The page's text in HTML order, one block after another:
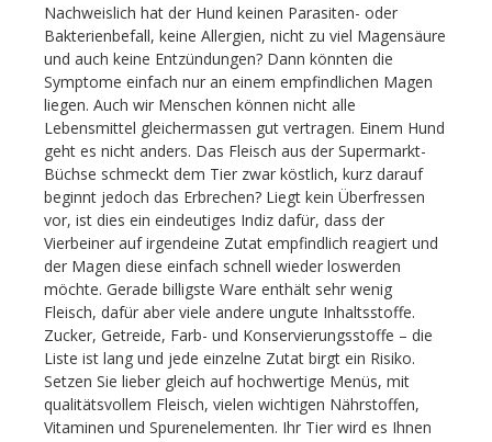
Nachweislich hat der Hund keinen Parasiten- oder
Bakterienbefall, keine Allergien, nicht zu viel Magensäure
und auch keine Entzündungen? Dann könnten die
Symptome einfach nur an einem empfindlichen Magen
liegen. Auch wir Menschen können nicht alle
Lebensmittel gleichermassen gut vertragen. Einem Hund
geht es nicht anders. Das Fleisch aus der Supermarkt-
Büchse schmeckt dem Tier zwar köstlich, kurz darauf
beginnt jedoch das Erbrechen? Liegt kein Überfressen
vor, ist dies ein eindeutiges Indiz dafür, dass der
Vierbeiner auf irgendeine Zutat empfindlich reagiert und
der Magen diese einfach schnell wieder loswerden
möchte. Gerade billigste Ware enthält sehr wenig
Fleisch, dafür aber viele andere ungute Inhaltsstoffe.
Zucker, Getreide, Farb- und Konservierungsstoffe – die
Liste ist lang und jede einzelne Zutat birgt ein Risiko.
Setzen Sie lieber gleich auf hochwertige Menüs, mit
qualitätsvollem Fleisch, vielen wichtigen Nährstoffen,
Vitaminen und Spurenelementen. Ihr Tier wird es Ihnen